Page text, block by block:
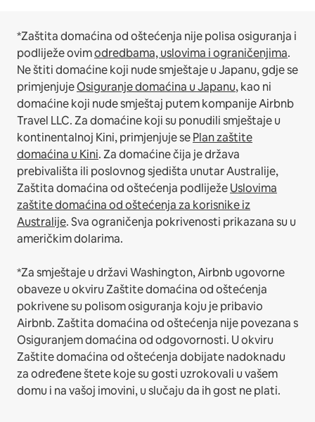
*Zaštita domaćina od oštećenja nije polisa osiguranja i
podliježe ovimodredbama, uslovima i ograničenjima.
Ne štiti domaćine koji nude smještaje u Japanu, gdje se
primjenjujeOsiguranje domaćina u Japanu, kao ni
domaćine koji nude smještaj putem kompanije Airbnb
Travel LLC.Za domaćine koji su ponudili smještaje u
kontinentalnoj Kini, primjenjuje sePlan zaštite
domaćina u Kini.Za domaćine čija je država
prebivališta ili poslovnog sjedišta unutar Australije,
Zaštita domaćina od oštećenja podliježeUslovima
zaštite domaćina od oštećenja za korisnike iz
Australije. Sva ograničenja pokrivenosti prikazana su u
američkim dolarima.
*Za smještaje u državi Washington, Airbnb ugovorne
obaveze u okviru Zaštite domaćina od oštećenja
pokrivene su polisom osiguranja koju je pribavio
Airbnb. Zaštita domaćina od oštećenja nije povezana s
Osiguranjem domaćina od odgovornosti. U okviru
Zaštite domaćina od oštećenja dobijate nadoknadu
za određene štete koje su gosti uzrokovali u vašem
domu i na vašoj imovini, u slučaju da ih gost ne plati.